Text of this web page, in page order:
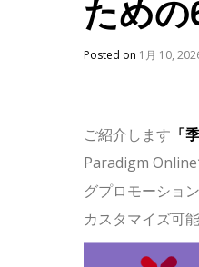
ため
Posted on 1月 10,
ご紹介します 「
Paradigm
グプロモーショ
カスタマイズ可